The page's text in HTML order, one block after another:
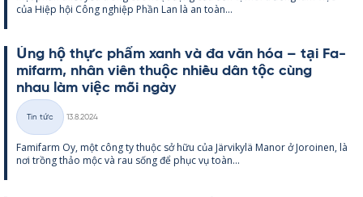
của Hiệp hội Công ng­hiệp Phần Lan là an toàn...
Ủng hộ thực phẩm xanh và đa văn hóa – tại Fa­
mi­farm, nhân viên thuộc nhiều dân tộc cùng
nhau làm việc mỗi ngày
Thể
loại
Tin tức
13.8.2024
Fa­mi­farm Oy, một công ty thuộc sở hữu của Jär­vi­kylä Ma­nor ở Jo­roi­nen, là
nơi trồng thảo mộc và rau sống để phục vụ toàn...